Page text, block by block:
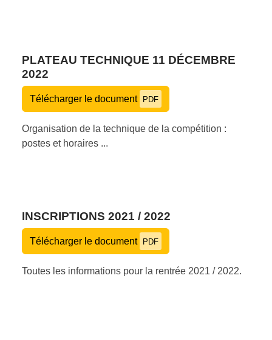
PLATEAU TECHNIQUE 11 DÉCEMBRE
2022
Télécharger le document PDF
Organisation de la technique de la compétition :
postes et horaires ...
INSCRIPTIONS 2021 / 2022
Télécharger le document PDF
Toutes les informations pour la rentrée 2021 / 2022.